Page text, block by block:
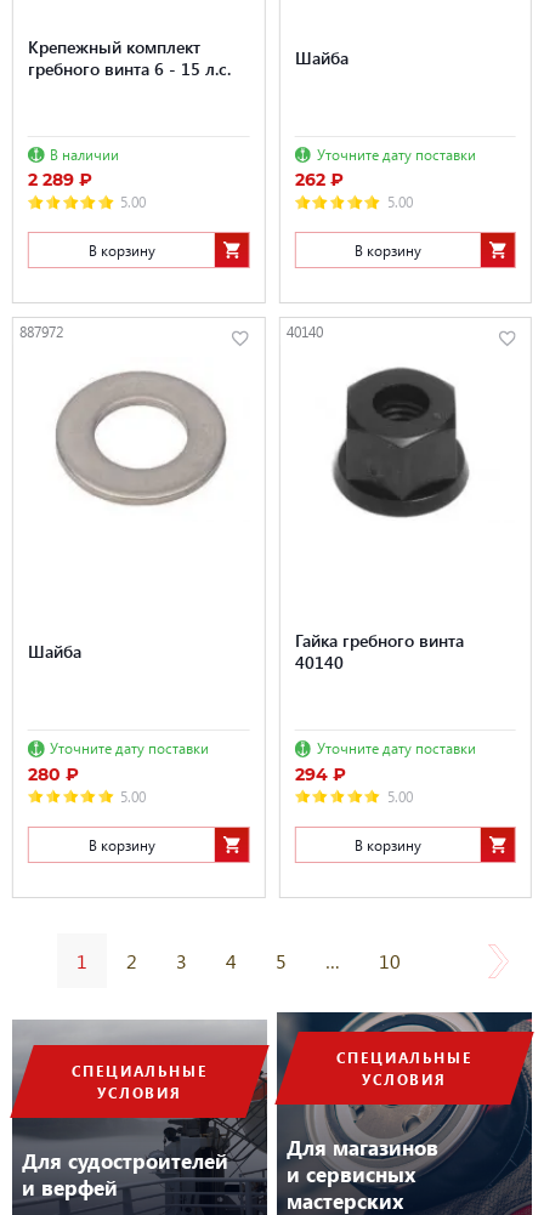
СПЕЦИАЛЬНЫЕ
УСЛОВИЯ
Для судостроителей
и верфей
СПЕЦИАЛЬНЫЕ
УСЛОВИЯ
Для магазинов
и сервисных
мастерских
Крепежный комплект
гребного винта 6 - 15 л.с.
В наличии
2 289 ₽
5.00
В корзину
Шайба
Уточните дату поставки
262 ₽
5.00
В корзину
887972
Шайба
Уточните дату поставки
280 ₽
5.00
В корзину
40140
Гайка гребного винта
40140
Уточните дату поставки
294 ₽
5.00
В корзину
1 2 3 4 5 … 10